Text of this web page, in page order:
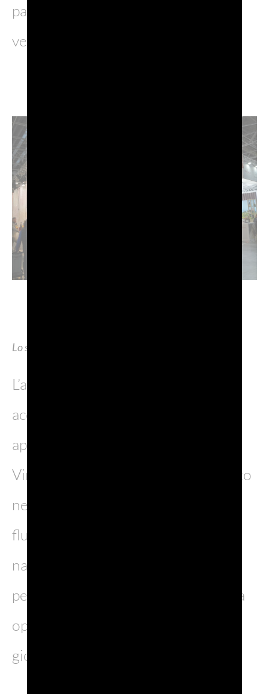
panoramica della ricchezza e
versatilità del Prosecco DOC.
Lo stand
L’allestimento dello stand, che
accompagnerà anche i prossimi
appuntamenti fieristici di ProWein e
Vinitaly, ha ripreso il mood introdotto
nel 2024: un ambiente tessuto e
fluido, arricchito da elementi grafici
naturali e divisori in stoffa, pensato
per favorire l’incontro e il dialogo tra
operatori del settore, buyer e
giornalisti.